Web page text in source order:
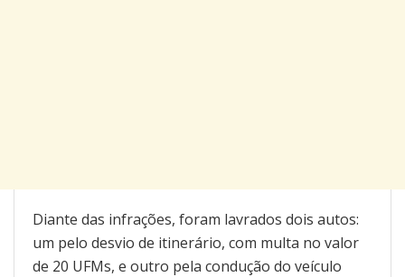
Diante das infrações, foram lavrados dois autos:
um pelo desvio de itinerário, com multa no valor
de 20 UFMs, e outro pela condução do veículo